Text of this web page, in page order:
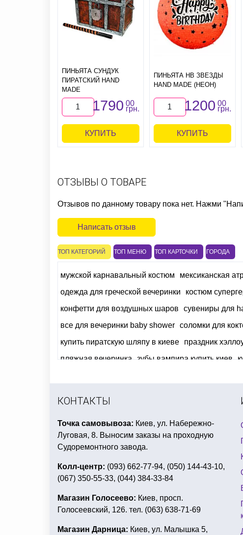
ПИНЬЯТА СУНДУК
ПИРАТСКИЙ HAND
MADE
1790 00
грн.
КУПИТЬ
ПИНЬЯТА HB ЗВЕЗДЫ
HAND MADE (НЕОН)
1200 00
грн.
КУПИТЬ
ОТЗЫВЫ О ТОВАРЕ
Отзывов по данному товару пока нет. Нажми
Написать отзыв
ТОП КАТЕГОРИЙ ТОП МЕНЮ ТОП КАРТОЧКИ ГОРОДА
мужской карнавальный костюм мексиканская
одежда для греческой вечеринки
костюм
конфетти для воздушных шаров
сувениры для
все для вечеринки baby shower соломки для
купить пиратскую шляпу в киеве
праздник
пляжная вечеринка зубы вампира купить киев
КОНТАКТЫ
Точка самовывоза: Киев, ул. Набережно-
Луговая, 8. Выносим заказы на проходную
Судоремонтного завода.
Колл-центр: (093) 662-77-94, (050) 144-43-10,
(067) 350-55-33, (044) 384-33-84
Магазин Голосеево: Киев, просп.
Голосеевский, 126. тел. (063) 638-71-69
Магазин Дарница: Киев, ул. Малышка 5,